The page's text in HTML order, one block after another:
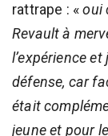
rattrape : «oui
Revault à
l’expérience
défense, car
était
jeune et pour